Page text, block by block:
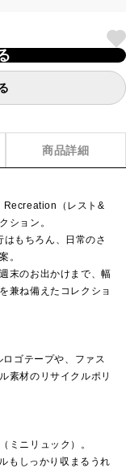
商品詳細
Recreation（レスト&
ション。
もちろん、日常のさ
。
末のお出かけまで、幅
兼ね備えたコレクショ
ゴテープや、ファス
素材のリサイクルポリ
ミニリュック）。
もしっかり収まるうれ